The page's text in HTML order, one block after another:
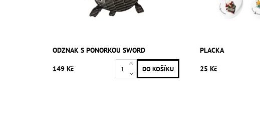
ODZNAK S PONORKOU SWORD
149 Kč
PLACKA
25 Kč